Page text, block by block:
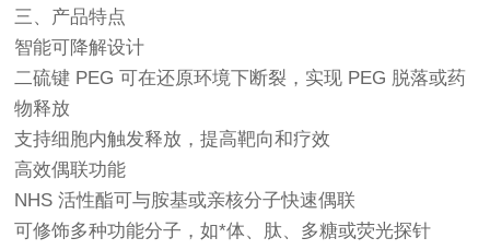
三、产品特点
智能可降解设计
二硫键 PEG 可在还原环境下断裂，实现 PEG 脱落或药
物释放
支持细胞内触发释放，提高靶向和疗效
高效偶联功能
NHS 活性酯可与胺基或亲核分子快速偶联
可修饰多种功能分子，如*体、肽、多糖或荧光探针